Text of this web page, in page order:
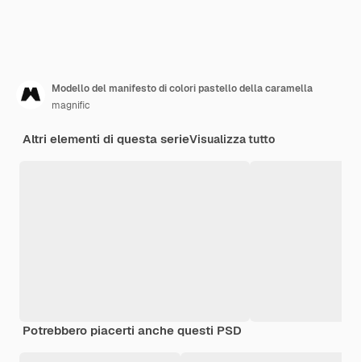
Modello del manifesto di colori pastello della caramella
magnific
Altri elementi di questa serieVisualizza tutto
Potrebbero piacerti anche questi PSD